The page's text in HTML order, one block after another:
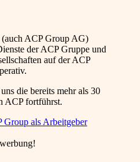
ACP Group AG)
der ACP Gruppe und
auf der ACP
die bereits mehr als 30
ACP fortführst.
als Arbeitgeber